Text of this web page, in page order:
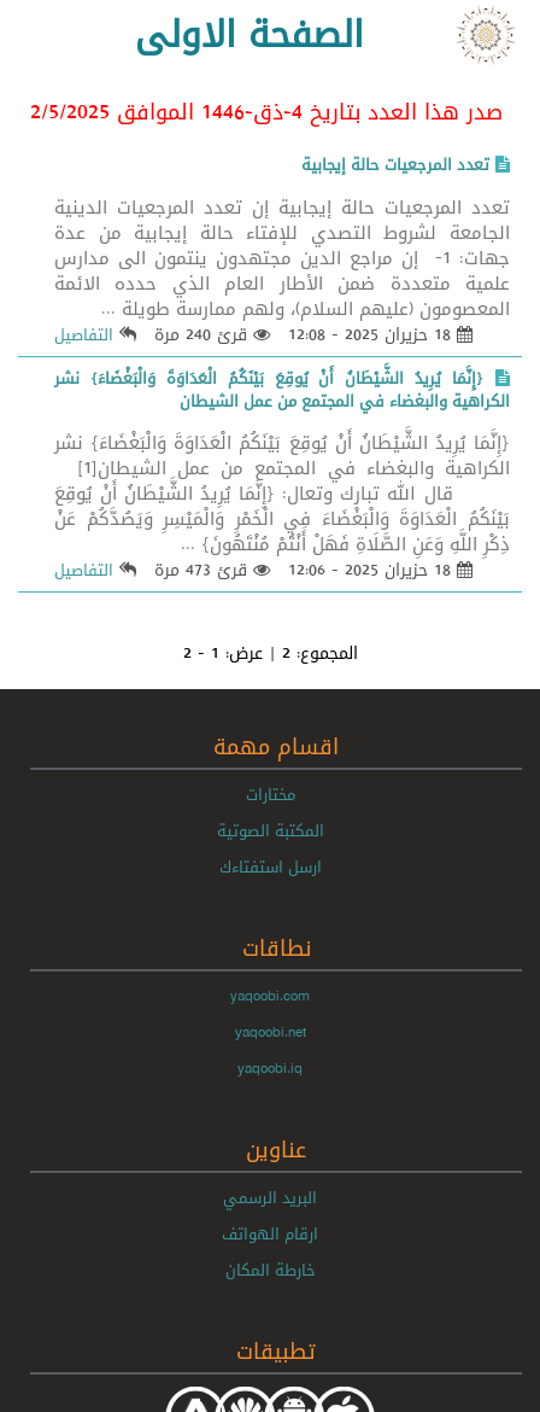
الصفحة الاولى
صدر هذا العدد بتاريخ 4-ذق-1446 الموافق 2/5/2025
تعدد المرجعيات حالة إيجابية
تعدد المرجعيات حالة إيجابية إن تعدد المرجعيات الدينية
الجامعة لشروط التصدي للإفتاء حالة إيجابية من عدة
جهات: 1- إن مراجع الدين مجتهدون ينتمون الى مدارس
علمية متعددة ضمن الأطار العام الذي حدده الائمة
المعصومون (عليهم السلام)، ولهم ممارسة طويلة ...
قرئ 240 مرة
التفاصيل
{إِنَّمَا يُرِيدُ الشَّيْطَانُ أَنْ يُوقِعَ بَيْنَكُمُ الْعَدَاوَةَ وَالْبَغْضَاءَ} نشر
الكراهية والبغضاء في المجتمع من عمل الشيطان
{إِنَّمَا يُرِيدُ الشَّيْطَانُ أَنْ يُوقِعَ بَيْنَكُمُ الْعَدَاوَةَ وَالْبَغْضَاءَ} نشر
الكراهية والبغضاء في المجتمع من عمل الشيطان[1]
قال الله تبارك وتعال: {إِنَّمَا يُرِيدُ الشَّيْطَانُ أَنْ يُوقِعَ
بَيْنَكُمُ الْعَدَاوَةَ وَالْبَغْضَاءَ فِي الْخَمْرِ وَالْمَيْسِرِ وَيَصُدَّكُمْ عَنْ
ذِكْرِ اللَّهِ وَعَنِ الصَّلَاةِ فَهَلْ أَنْتُمْ مُنْتَهُونَ} ...
قرئ 473 مرة التفاصيل
المجموع:2 | عرض: 1 - 2
اقسام مهمة
مختارات
المكتبة الصوتية
ارسل استفتاءك
نطاقات
yaqoobi.com
yaqoobi.net
yaqoobi.iq
عناوين
البريد الرسمي
ارقام الهواتف
خارطة المكان
تطبيقات